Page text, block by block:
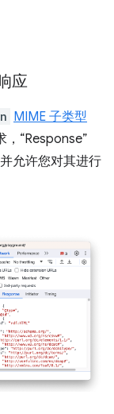
应
MIME 子类型
，“Response”
允许您对其进行